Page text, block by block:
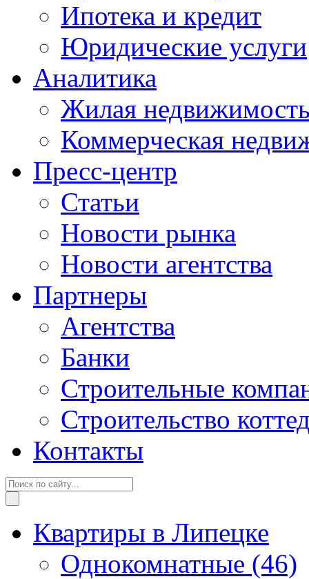
Ипотека и кредит
Юридические услуги
Аналитика
Жилая
Коммерческая
Пресс-центр
Статьи
Новости рынка
Новости агентства
Партнеры
Агентства
Банки
Строительные
Строительство
Контакты
Квартиры в Липецке
Однокомнатные (46)